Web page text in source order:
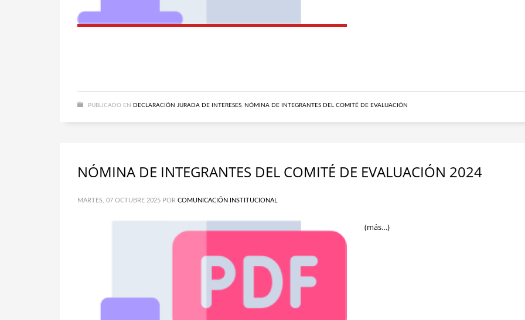
PUBLICADO EN DECLARACIÓN JURADA DE INTERESES, NÓMINA DE INTEGRANTES DEL COMITÉ DE EVALUACIÓN
NÓMINA DE INTEGRANTES DEL COMITÉ DE EVALUACIÓN 2024
MARTES, 07 OCTUBRE 2025 POR COMUNICACIÓN INSTITUCIONAL
(más…)